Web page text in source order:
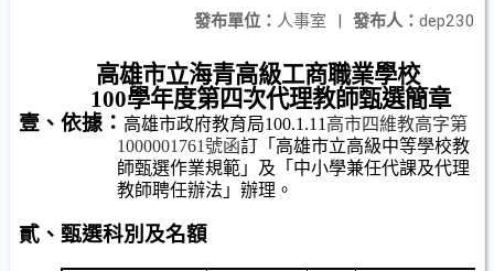
發布人： dep230
發布單位： 人事室 |
高雄市立海青高級工商職業學校
100學年度第四次代理教師甄選簡章
壹、依據： 高雄市政府教育局100.1.11 高市四維教高字第
1000001761號函訂「高雄市立高級中等學校教
師甄選作業規範」及「中小學兼任代課及代理
教師聘任辦法」辦理。
貳、甄選科別及名額